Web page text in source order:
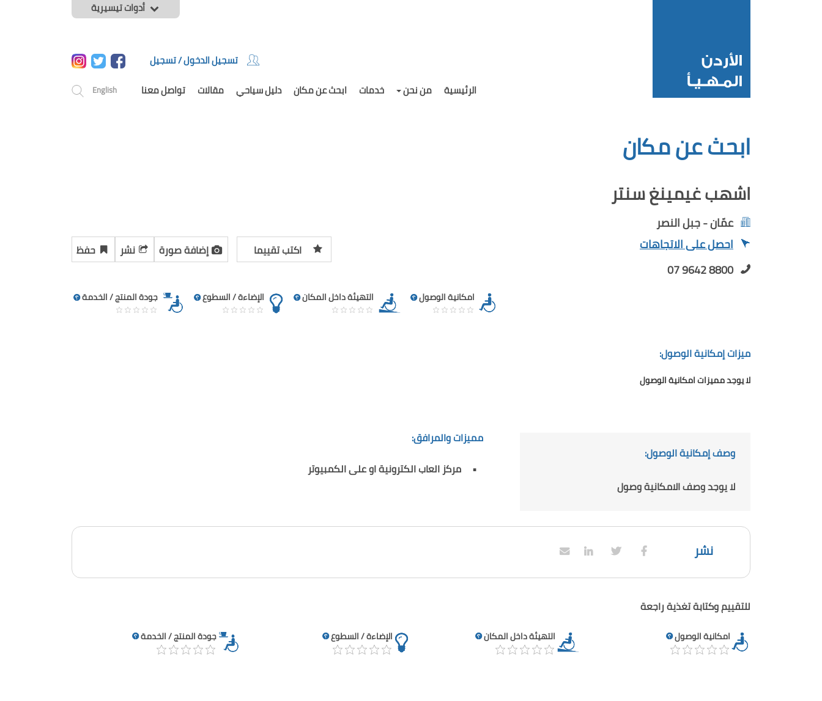
أدوات تيسيرية
تسجيل الدخول / تسجيل
English الرئيسية من نحن خدمات ابحث عن مكان دليل سياحي مقالات تواصل معنا
ابحث عن مكان
اشهب غيمينغ سنتر
عمّان - جبل النصر
احصل على الاتجاهات
اكتب تقييما إضافة صورة نشر حفظ
07 9642 8800
امكانية الوصول التهيئة داخل المكان الإضاءة / السطوع جودة المنتج / الخدمة
ميزات إمكانية الوصول:
لا يوجد مميزات امكانية الوصول
وصف إمكانية الوصول:
لا يوجد وصف الامكانية وصول
مميزات والمرافق:
مركز العاب الكترونية او على الكمبيوتر
نشر
للتقييم وكتابة تغذية راجعة
امكانية الوصول التهيئة داخل المكان الإضاءة / السطوع جودة المنتج / الخدمة